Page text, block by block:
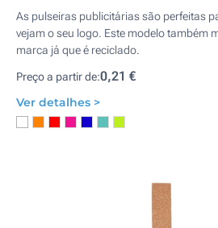
As pulseiras publicitárias são perfeitas
vejam o seu logo. Este modelo também
marca já que é reciclado.
Preço a partir de:0,21 €
Ver detalhes >